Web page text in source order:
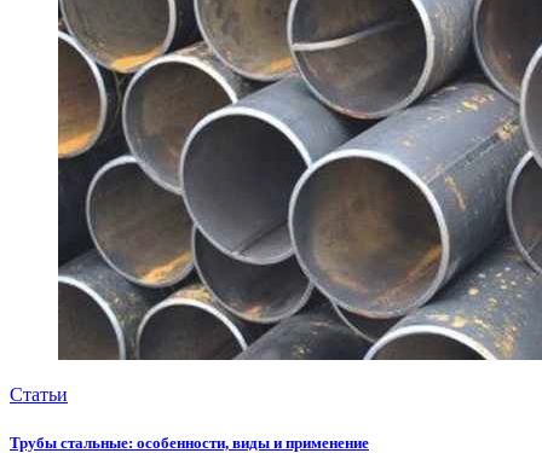
Статьи
Трубы стальные: особенности, виды и применение